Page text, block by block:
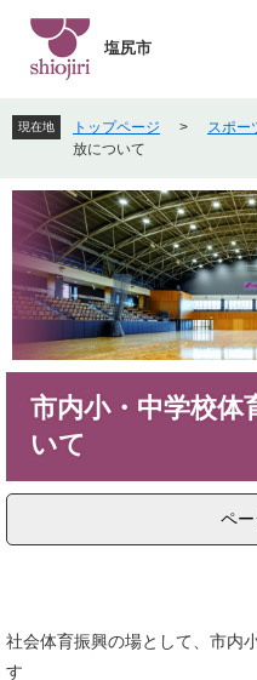
先
頭
す
を
飛
し
文
へ
塩尻市
現在地 トップページ > スポー
放について
市内小・中学校体
いて
ペ
社会体育振興の場として、市内
す